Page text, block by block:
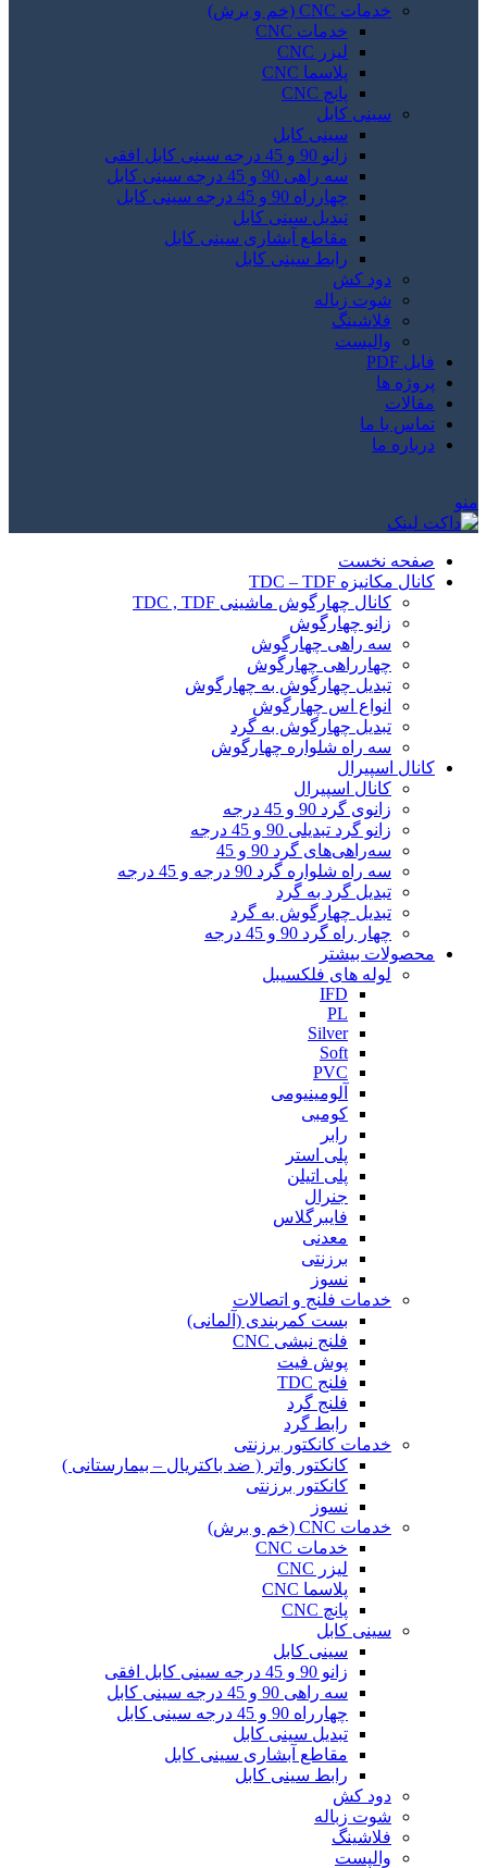
خدمات CNC (خم و برش)
خدمات CNC
لیزر CNC
پلاسما CNC
پانچ CNC
سینی کابل
سینی کابل
زانو 90 و 45 درجه سینی کابل افقی
سه راهی 90 و 45 درجه سینی کابل
چهارراه 90 و 45 درجه سینی کابل
تبدیل سینی کابل
مقاطع آبشاری سینی کابل
رابط سینی کابل
دود کش
شوت زباله
فلاشینگ
والپست
فایل PDF
پروژه ها
مقالات
تماس با ما
درباره ما
منو
صفحه نخست
کانال مکانیزه TDC – TDF
کانال چهارگوش ماشینی TDC , TDF
زانو چهارگوش
سه راهی چهارگوش
چهارراهی چهارگوش
تبدیل چهارگوش به چهارگوش
انواع اس چهارگوش
تبدیل چهارگوش به گرد
سه راه شلواره چهارگوش
کانال اسپیرال
کانال اسپیرال
زانوی گرد 90 و 45 درجه
زانو گرد تبدیلی 90 و 45 درجه
سه‌راهی‌های گرد 90 و 45
سه راه شلواره گرد 90 درجه و 45 درجه
تبدیل گرد به گرد
تبدیل چهارگوش به گرد
چهار راه گرد 90 و 45 درجه
محصولات بیشتر
لوله های فلکسیبل
IFD
PL
Silver
Soft
PVC
آلومینیومی
کومبی
رابر
پلی استر
پلی اتیلن
جنرال
فایبرگلاس
معدنی
برزنتی
نسوز
خدمات فلنج و اتصالات
بست کمربندی (آلمانی)
فلنج نبشی CNC
پوش فیت
فلنج TDC
فلنج گرد
رابط گرد
خدمات کانکتور برزنتی
کانکتور واتر ( ضد باکتریال – بیمارستانی )
کانکتور برزنتی
نسوز
خدمات CNC (خم و برش)
خدمات CNC
لیزر CNC
پلاسما CNC
پانچ CNC
سینی کابل
سینی کابل
زانو 90 و 45 درجه سینی کابل افقی
سه راهی 90 و 45 درجه سینی کابل
چهارراه 90 و 45 درجه سینی کابل
تبدیل سینی کابل
مقاطع آبشاری سینی کابل
رابط سینی کابل
دود کش
شوت زباله
فلاشینگ
والپست